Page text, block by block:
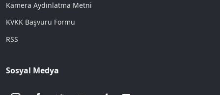
Kamera Aydınlatma Metni
KVKK Başvuru Formu
RSS
Sosyal Medya